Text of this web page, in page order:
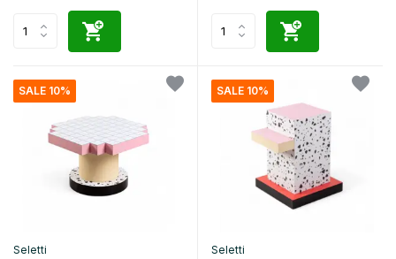
SALE 10%
Seletti
SALE 10%
Seletti